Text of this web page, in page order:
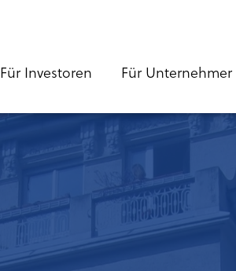
Für Investoren Für Unternehmer